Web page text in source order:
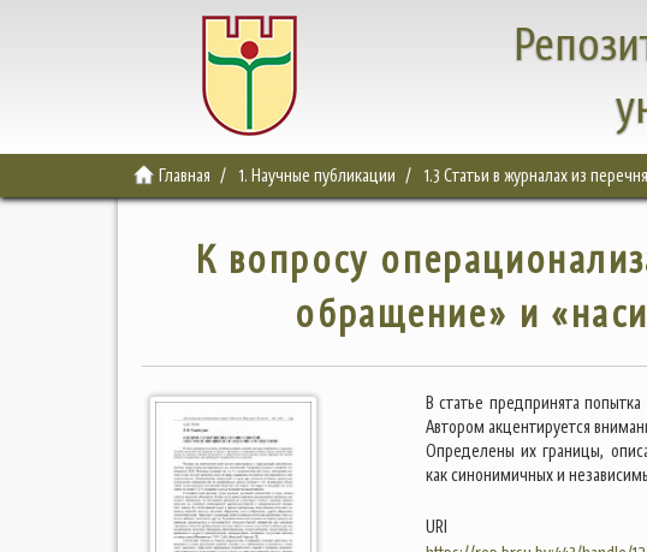
Главная 1. Научные публикации 1.3 Статьи в журналах из
К вопросу
обращение» и
В статье предпринята
Автором акцентируется
Определены их границы,
как синонимичных и
URI